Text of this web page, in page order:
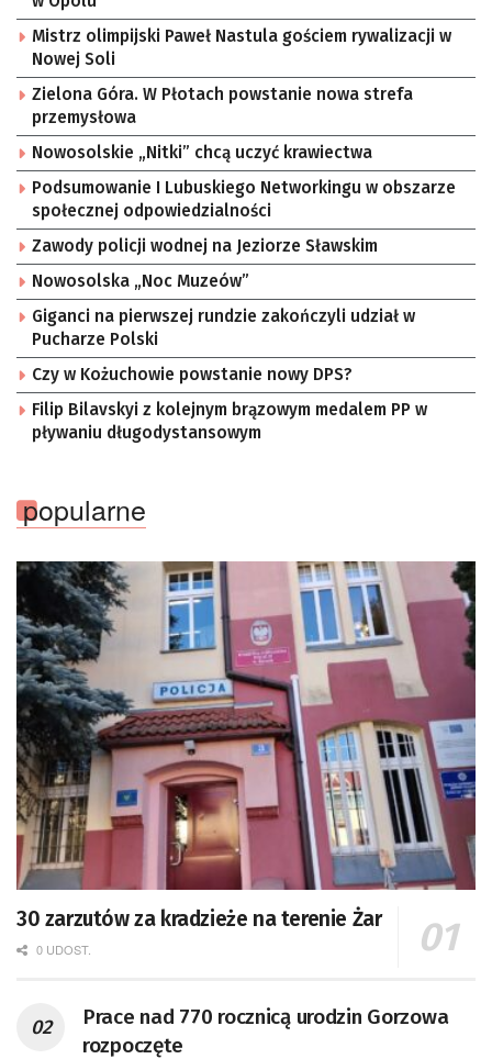
Mistrz olimpijski Paweł Nastula gościem rywalizacji w
Nowej Soli
Zielona Góra. W Płotach powstanie nowa strefa
przemysłowa
Nowosolskie „Nitki” chcą uczyć krawiectwa
Podsumowanie I Lubuskiego Networkingu w obszarze
społecznej odpowiedzialności
Zawody policji wodnej na Jeziorze Sławskim
Nowosolska „Noc Muzeów”
Giganci na pierwszej rundzie zakończyli udział w
Pucharze Polski
Czy w Kożuchowie powstanie nowy DPS?
Filip Bilavskyi z kolejnym brązowym medalem PP w
pływaniu długodystansowym
popularne
30 zarzutów za kradzieże na terenie Żar
0 UDOST.
Prace nad 770 rocznicą urodzin Gorzowa
rozpoczęte